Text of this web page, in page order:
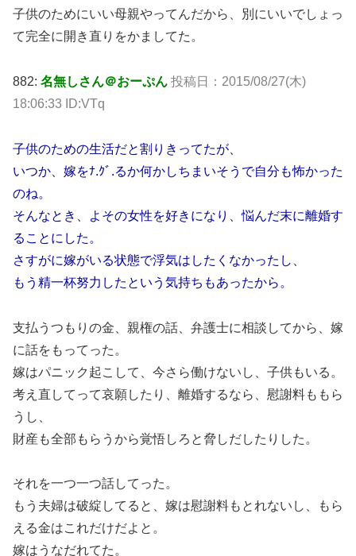
子供のためにいい母親やってんだから、別にいいでしょっ
て完全に開き直りをかましてた。
882: 名無しさん＠おーぷん 投稿日：2015/08/27(木)
18:06:33 ID:VTq
子供のための生活だと割りきってたが、
いつか、嫁をﾅ.ｸﾞ.るか何かしちまいそうで自分も怖かった
のね。
そんなとき、よその女性を好きになり、悩んだ末に離婚す
ることにした。
さすがに嫁がいる状態で浮気はしたくなかったし、
もう精一杯努力したという気持ちもあったから。
支払うつもりの金、親権の話、弁護士に相談してから、嫁
に話をもってった。
嫁はパニック起こして、今さら働けないし、子供もいる。
考え直してって哀願したり、離婚するなら、慰謝料ももら
うし、
財産も全部もらうから覚悟しろと脅しだしたりした。
それを一つ一つ話してった。
もう夫婦は破綻してると、嫁は慰謝料もとれないし、もら
える金はこれだけだよと。
嫁はうなだれてた。